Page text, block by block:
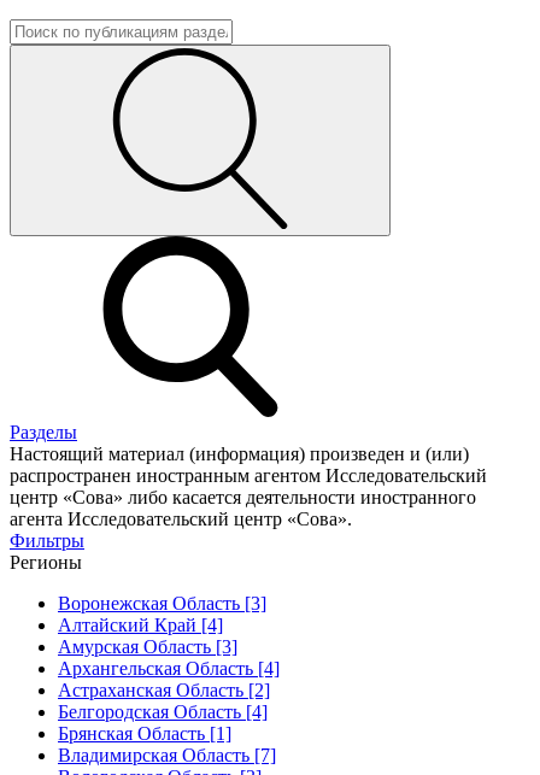
Разделы
Настоящий материал (информация) произведен и (или)
распространен иностранным агентом Исследовательский
центр «Сова» либо касается деятельности иностранного
агента Исследовательский центр «Сова».
Фильтры
Регионы
Воронежская Область [3]
Алтайский Край [4]
Амурская Область [3]
Архангельская Область [4]
Астраханская Область [2]
Белгородская Область [4]
Брянская Область [1]
Владимирская Область [7]